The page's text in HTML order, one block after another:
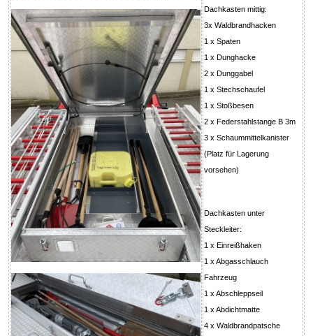
Dachkasten mittig:
3x Waldbrandhacken
1 x Spaten
1 x Dunghacke
2 x Dunggabel
1 x Stechschaufel
1 x Stoßbesen
2 x Federstahlstange B 3m
3 x Schaummittelkanister
(Platz für Lagerung
vorsehen)
Dachkasten unter
Steckleiter:
1 x Einreißhaken
1 x Abgasschlauch
Fahrzeug
1 x Abschleppseil
1 x Abdichtmatte
4 x Waldbrandpatsche